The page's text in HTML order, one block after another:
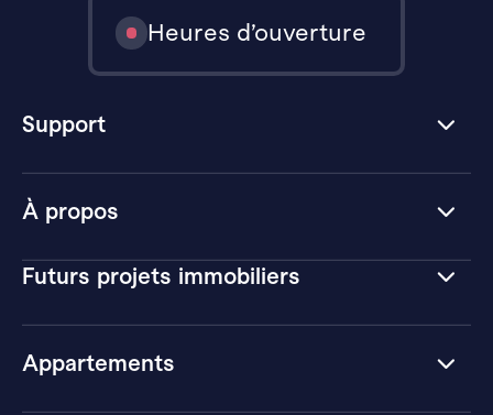
À propos
Futurs projets immobiliers
Appartements
Heures d’ouverture
Support